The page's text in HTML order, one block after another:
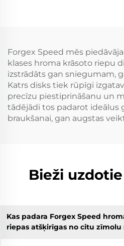
Ratas
Forgex Speed mēs
klases hroma krāsoto riepu
izstrādāts gan sniegumam,
Katrs disks tiek rūpīgi
precīzu piestiprināšanu un
tādējādi tos padarot ideālus
braukšanai, gan augstas
Bieži
Kas padara Forgex Speed
riepas atšķirīgas no citu zīmolu